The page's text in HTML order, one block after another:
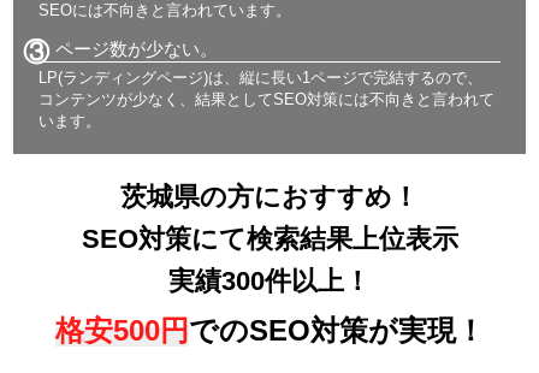
SEOには不向きと言われています。
③ ページ数が少ない。
LP(ランディングページ)は、縦に長い1ページで完結するので、
コンテンツが少なく、結果としてSEO対策には不向きと言われて
います。
茨城県の方におすすめ！
SEO対策にて検索結果上位表示
実績300件以上！
格安500円でのSEO対策が実現！